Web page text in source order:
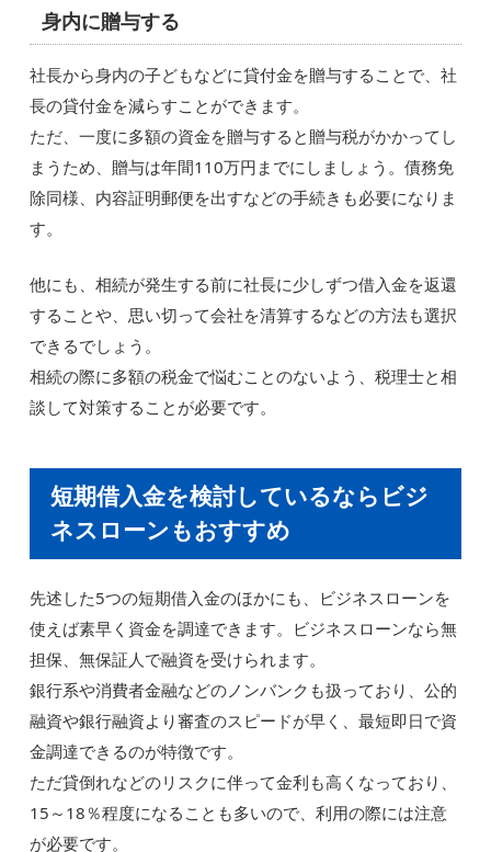
身内に贈与する
社長から身内の子どもなどに貸付金を贈与することで、社
長の貸付金を減らすことができます。
ただ、一度に多額の資金を贈与すると贈与税がかかってし
まうため、贈与は年間110万円までにしましょう。債務免
除同様、内容証明郵便を出すなどの手続きも必要になりま
す。
他にも、相続が発生する前に社長に少しずつ借入金を返還
することや、思い切って会社を清算するなどの方法も選択
できるでしょう。
相続の際に多額の税金で悩むことのないよう、税理士と相
談して対策することが必要です。
短期借入金を検討しているならビジ
ネスローンもおすすめ
先述した5つの短期借入金のほかにも、ビジネスローンを
使えば素早く資金を調達できます。ビジネスローンなら無
担保、無保証人で融資を受けられます。
銀行系や消費者金融などのノンバンクも扱っており、公的
融資や銀行融資より審査のスピードが早く、最短即日で資
金調達できるのが特徴です。
ただ貸倒れなどのリスクに伴って金利も高くなっており、
15～18％程度になることも多いので、利用の際には注意
が必要です。